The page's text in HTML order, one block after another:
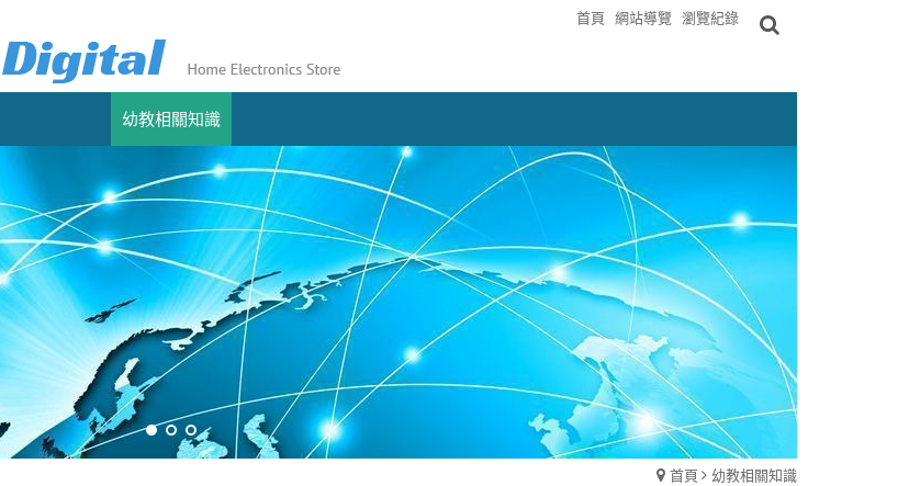
首頁 網站導覽 瀏覽紀錄
幼教相關知識
首頁 幼教相關知識